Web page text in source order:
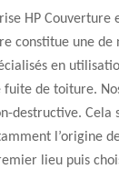
HP Couverture
constitue une de
en
fuite de toiture.
destructive. Cela
l’origine
lieu puis